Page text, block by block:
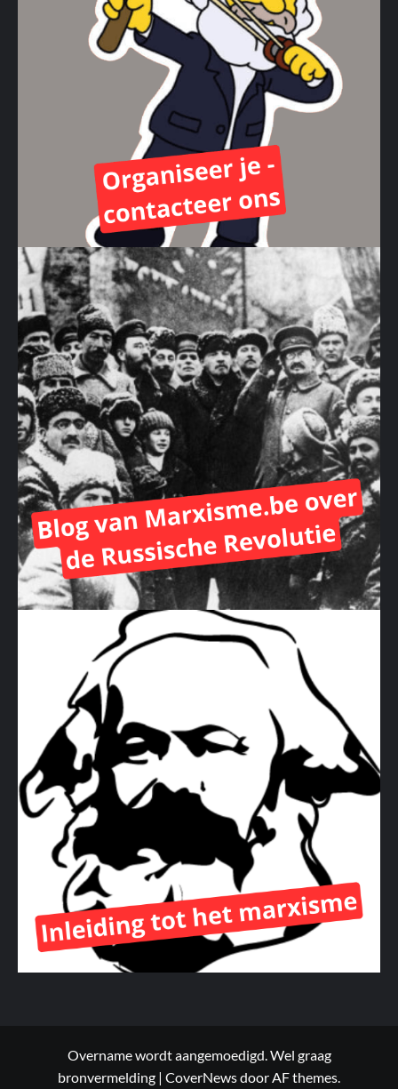
Overname wordt aangemoedigd. Wel graag
bronvermelding | CoverNewsdoor AF themes.